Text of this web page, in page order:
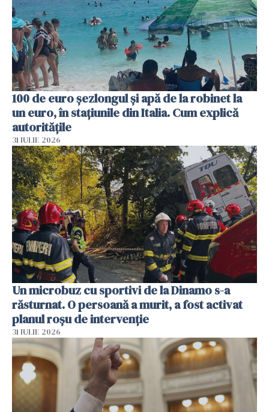
100 de euro șezlongul și apă de la robinet la
un euro, în stațiunile din Italia. Cum explică
autoritățile
31 IULIE 2026
Un microbuz cu sportivi de la Dinamo s-a
răsturnat. O persoană a murit, a fost activat
planul roșu de intervenție
31 IULIE 2026